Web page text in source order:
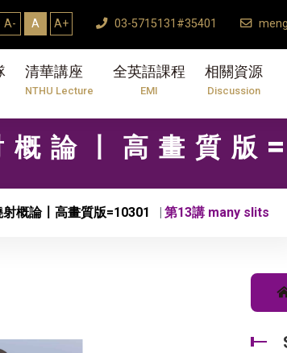
A- A A+ 03-5715131#35401
清華講座
NTHU Lecture
全英語課程
EMI
相關資源
Discussion
論〡高畫質版
概論〡高畫質版=10301 第13講 many slits